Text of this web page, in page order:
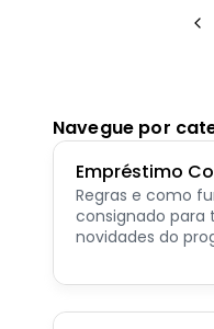
Navegue por
Empréstimo
Regras e como
consignado para
novidades do
consignado